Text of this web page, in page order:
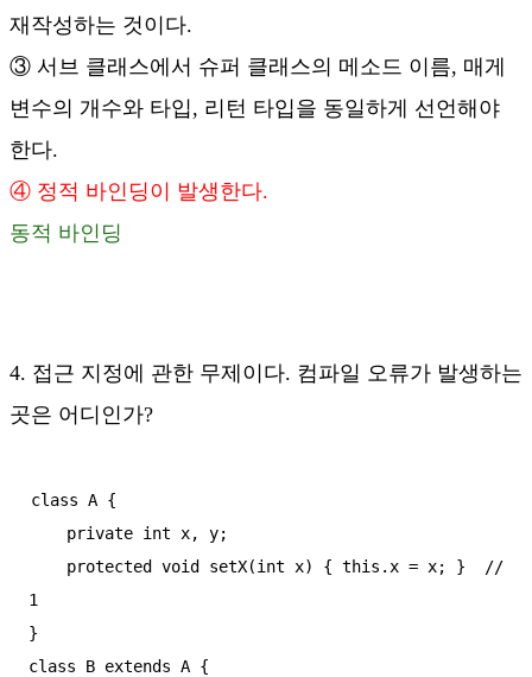
재작성하는 것이다.
③ 서브 클래스에서 슈퍼 클래스의 메소드 이름, 매게
변수의 개수와 타입, 리턴 타입을 동일하게 선언해야
한다.
④ 정적 바인딩이 발생한다.
동적 바인딩
4. 접근 지정에 관한 무제이다. 컴파일 오류가 발생하는
곳은 어디인가?
class A {
1
}
class B extends A {